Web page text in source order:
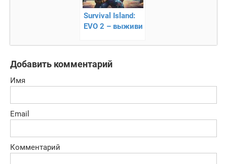
Survival Island:
EVO 2 – выживи
острове
Добавить комментарий
Имя
Email
Комментарий